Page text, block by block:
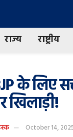
राज्य राष्ट्रीय
के लिए
खिलाड़ी!
October 14,